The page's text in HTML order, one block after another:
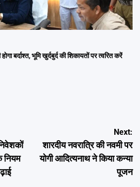
बर्दाश्त, भूमि खुर्दबुर्द की शिकायतों पर त्वरित करें
नियम
Next:
शारदीय नवरात्रि की नवमी पर
योगी आदित्यनाथ ने किया कन्या
पूजन